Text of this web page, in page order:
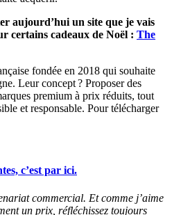
aujourd’hui un site que je vais
certains cadeaux de Noël : The
fondée en 2018 qui souhaite
Leur concept ? Proposer des
premium à prix réduits, tout
et responsable. Pour télécharger
c’est par ici.
commercial. Et comme j’aime
un prix, réfléchissez toujours